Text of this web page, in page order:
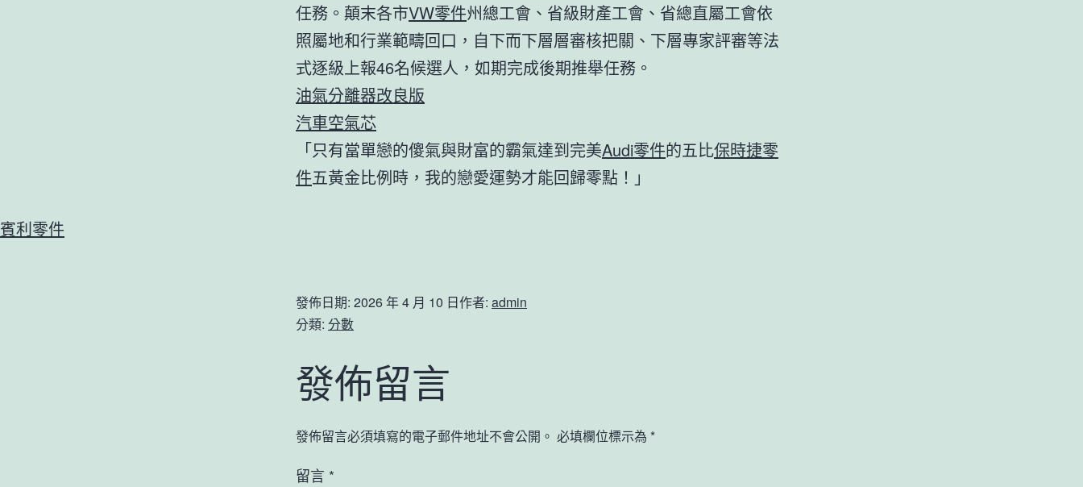
任務。顛末各市VW零件州總工會、省級財產工會、省總直屬工會依
照屬地和行業範疇回口，自下而下層層審核把關、下層專家評審等法
式逐級上報46名候選人，如期完成後期推舉任務。
油氣分離器改良版
汽車空氣芯
「只有當單戀的傻氣與財富的霸氣達到完美Audi零件的五比保時捷零
件五黃金比例時，我的戀愛運勢才能回歸零點！」
賓利零件
發佈日期: 2026 年 4 月 10 日作者: admin
分類: 分數
發佈留言
發佈留言必須填寫的電子郵件地址不會公開。 必填欄位標示為 *
留言 *